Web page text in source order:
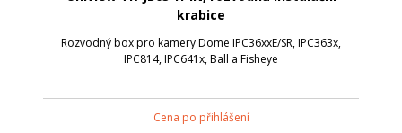
krabice
Rozvodný box pro kamery Dome IPC36xxE/SR, IPC363x,
IPC814, IPC641x, Ball a Fisheye
Cena po přihlášení